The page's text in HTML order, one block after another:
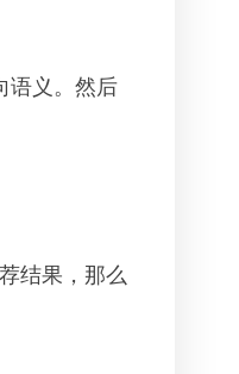
语义。然后
结果，那么